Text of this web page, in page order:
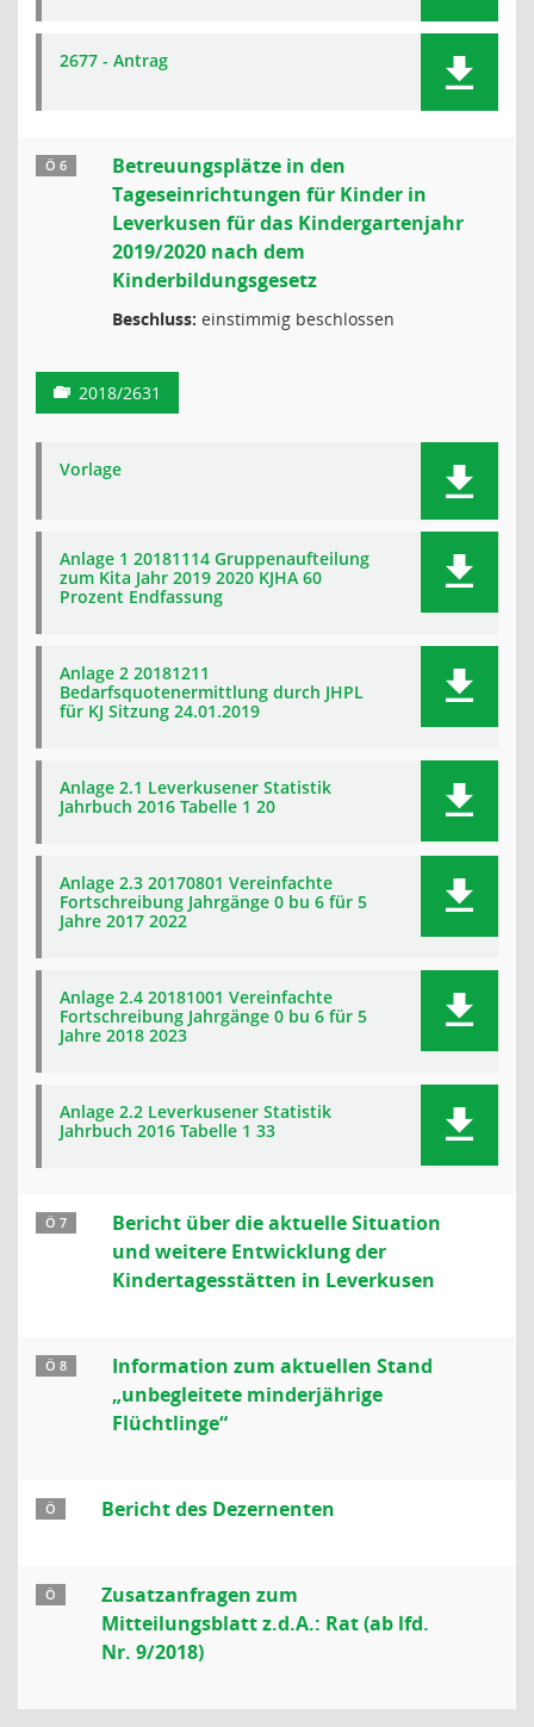
2677 - Antrag
Ö 6
Betreuungsplätze in den
Tageseinrichtungen für Kinder in
Leverkusen für das Kindergartenjahr
2019/2020 nach dem
Kinderbildungsgesetz
Beschluss: einstimmig beschlossen
2018/2631
Vorlage
Anlage 1 20181114 Gruppenaufteilung
zum Kita Jahr 2019 2020 KJHA 60
Prozent Endfassung
Anlage 2 20181211
Bedarfsquotenermittlung durch JHPL
für KJ Sitzung 24.01.2019
Anlage 2.1 Leverkusener Statistik
Jahrbuch 2016 Tabelle 1 20
Anlage 2.3 20170801 Vereinfachte
Fortschreibung Jahrgänge 0 bu 6 für 5
Jahre 2017 2022
Anlage 2.4 20181001 Vereinfachte
Fortschreibung Jahrgänge 0 bu 6 für 5
Jahre 2018 2023
Anlage 2.2 Leverkusener Statistik
Jahrbuch 2016 Tabelle 1 33
Ö 7
Bericht über die aktuelle Situation
und weitere Entwicklung der
Kindertagesstätten in Leverkusen
Ö 8
Information zum aktuellen Stand
„unbegleitete minderjährige
Flüchtlinge“
Ö Bericht des Dezernenten
Ö
Zusatzanfragen zum
Mitteilungsblatt z.d.A.: Rat (ab lfd.
Nr. 9/2018)